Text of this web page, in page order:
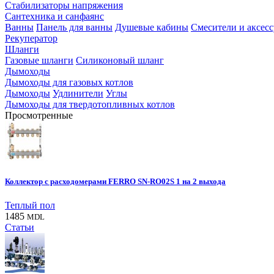
Стабилизаторы напряжения
Сантехника и санфаянс
Ванны Панель для ванны Душевые кабины Смесители и
Рекуператор
Шланги
Газовые шланги Силиконовый шланг
Дымоходы
Дымоходы для газовых котлов
Дымоходы Удлинители Углы
Дымоходы для твердотопливных котлов
Просмотренные
Коллектор с расходомерами FERRO SN-RO02S 1 на 2 выхода
Теплый пол
1485 MDL
Статьи